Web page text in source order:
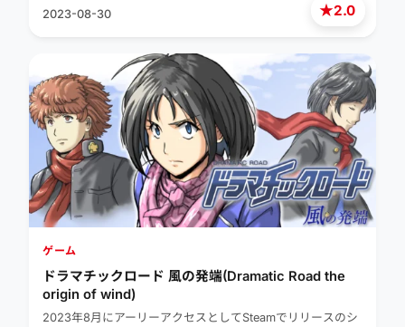
★2.0
2023-08-30
ゲーム
ドラマチックロード 風の発端(Dramatic Road the
origin of wind)
2023年8月にアーリーアクセスとしてSteamでリリースのシ